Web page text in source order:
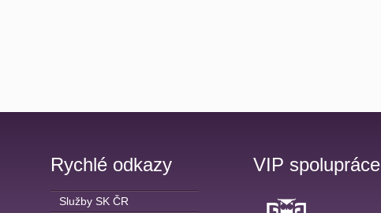
Rychlé odkazy
Služby SK ČR
VIP spolupráce